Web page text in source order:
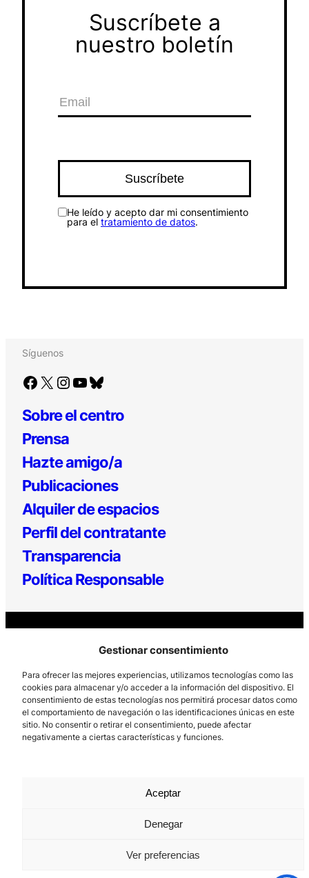
Gestionar consentimiento
Para ofrecer las mejores experiencias, utilizamos tecnologías como las
cookies para almacenar y/o acceder a la información del dispositivo. El
consentimiento de estas tecnologías nos permitirá procesar datos como
el comportamiento de navegación o las identificaciones únicas en este
sitio. No consentir o retirar el consentimiento, puede afectar
negativamente a ciertas características y funciones.
Aceptar
Denegar
Ver preferencias
Suscríbete a
nuestro boletín
He leído y acepto dar mi consentimiento
para el tratamiento de datos.
Síguenos
Facebook X Instagram YouTube Bluesky
Sobre el centro
Prensa
Hazte amigo/a
Publicaciones
Alquiler de espacios
Perfil del contratante
Transparencia
Política Responsable
985 185 577 – info@laboralcentrodearte.org
Contacto
Canal Interno